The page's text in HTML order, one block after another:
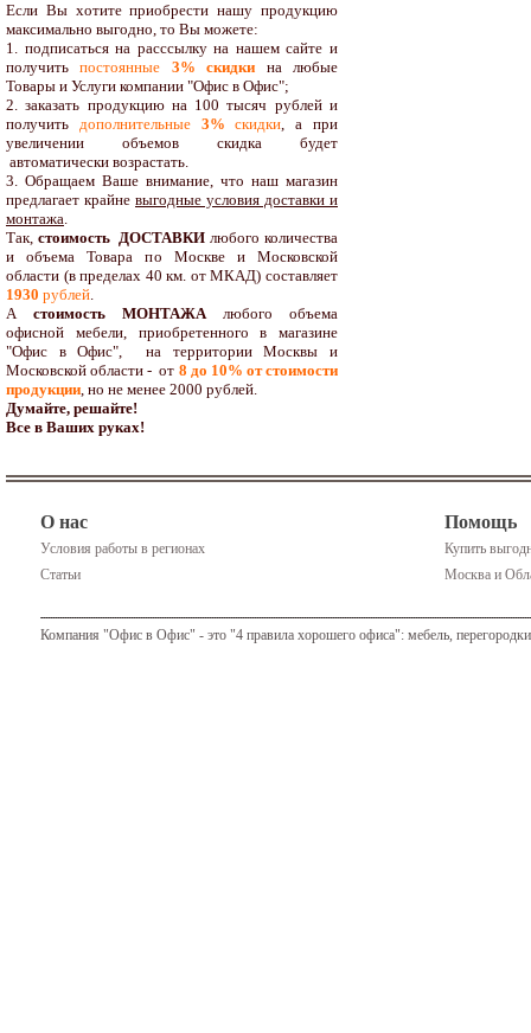
Если Вы хотите приобрести нашу продукцию
максимально выгодно, то Вы можете:
1. подписаться на расссылку на нашем сайте и
получитьпостоянные 3% скидки на любые
Товары и Услуги компании "Офис в Офис";
2. заказать продукцию на 100 тысяч рублей и
получить дополнительные3% скидки, а при
увеличении объемов скидка будет
автоматически возрастать.
3. Обращаем Ваше внимание, что наш магазин
предлагает крайне выгодные условия доставки и
монтажа.
Так, стоимость ДОСТАВКИлюбого количества
и объема Товара по Москве и Московской
области (в пределах 40 км. от МКАД) составляет
1930 рублей.
А стоимость МОНТАЖАлюбого объема
офисной мебели, приобретенного в магазине
"Офис в Офис", на территории Москвы и
Московской области - от 8 до 10% от стоимости
продукции, но не менее 2000 рублей.
Думайте, решайте!
Все в Ваших руках!
О нас
Условия работы в регионах
Статьи
Помощь
Купить
Москва и
Компания "Офис в Офис" - это "4 правила хорошего офиса": мебель,